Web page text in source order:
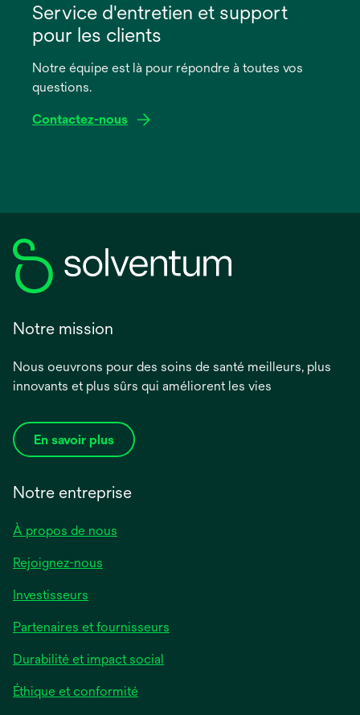
dans
nouvel
onglet
Service d'entretien et support
pour les clients
Notre équipe est là pour répondre à toutes vos
questions.
Contactez-nous
Notre mission
Nous oeuvrons pour des soins de santé meilleurs, plus
innovants et plus sûrs qui améliorent les vies
En savoir plus
Notre entreprise
À propos de nous
Rejoignez-nous
Investisseurs
Partenaires et fournisseurs
Durabilité et impact social
Éthique et conformité